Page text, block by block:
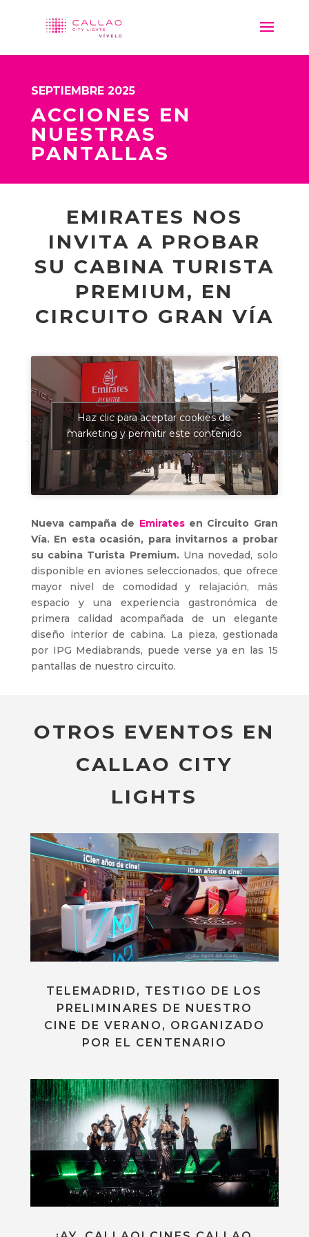
SEPTIEMBRE 2025
ACCIONES EN
NUESTRAS
PANTALLAS
EMIRATES NOS
INVITA A PROBAR
SU CABINA TURISTA
PREMIUM, EN
CIRCUITO GRAN VÍA
Haz clic para aceptar cookies de
marketing y permitir este contenido
Nueva campaña de Emiratesen Circuito Gran
Vía. En esta ocasión, para invitarnos a probar
su cabina Turista Premium.Una novedad, solo
disponible en aviones seleccionados, que ofrece
mayor nivel de comodidad y relajación, más
espacio y una experiencia gastronómica de
primera calidad acompañada de un elegante
diseño interior de cabina. La pieza, gestionada
por IPG Mediabrands, puede verse ya en las 15
pantallas de nuestro circuito.
OTROS EVENTOS EN
CALLAO CITY
LIGHTS
TELEMADRID, TESTIGO DE LOS
PRELIMINARES DE NUESTRO
CINE DE VERANO, ORGANIZADO
POR EL CENTENARIO